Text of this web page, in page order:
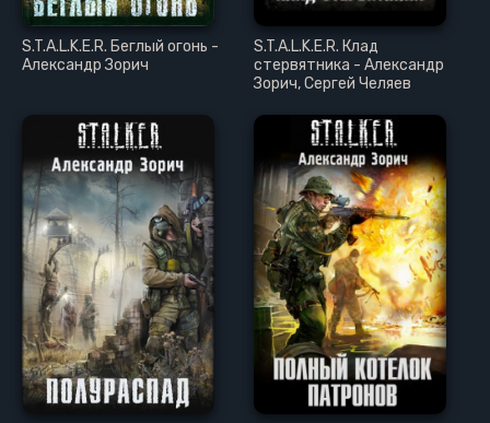
S.T.A.L.K.E.R. Беглый огонь -
Александр Зорич
S.T.A.L.K.E.R. Клад
стервятника - Александр
Зорич, Сергей Челяев